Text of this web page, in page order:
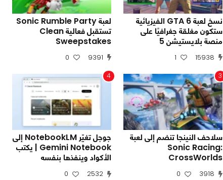
نسخ لعبة GTA 6 الفيزيائية
ستكون مغلقة جغرافيًا على
منصة بلايستيشن 5
15938
1
لعبة Sonic Rumble Party
تستقبل فعالية Clean
Sweepstakes
9391
0
3
سلاحف النينجا تنضم إلى لعبة
Sonic Racing:
CrossWorlds
3918
0
4
جوجل تغيّر NotebookLM إلى
Gemini Notebook | يكتب
الأكواد وينفذها بنفسه
2532
0